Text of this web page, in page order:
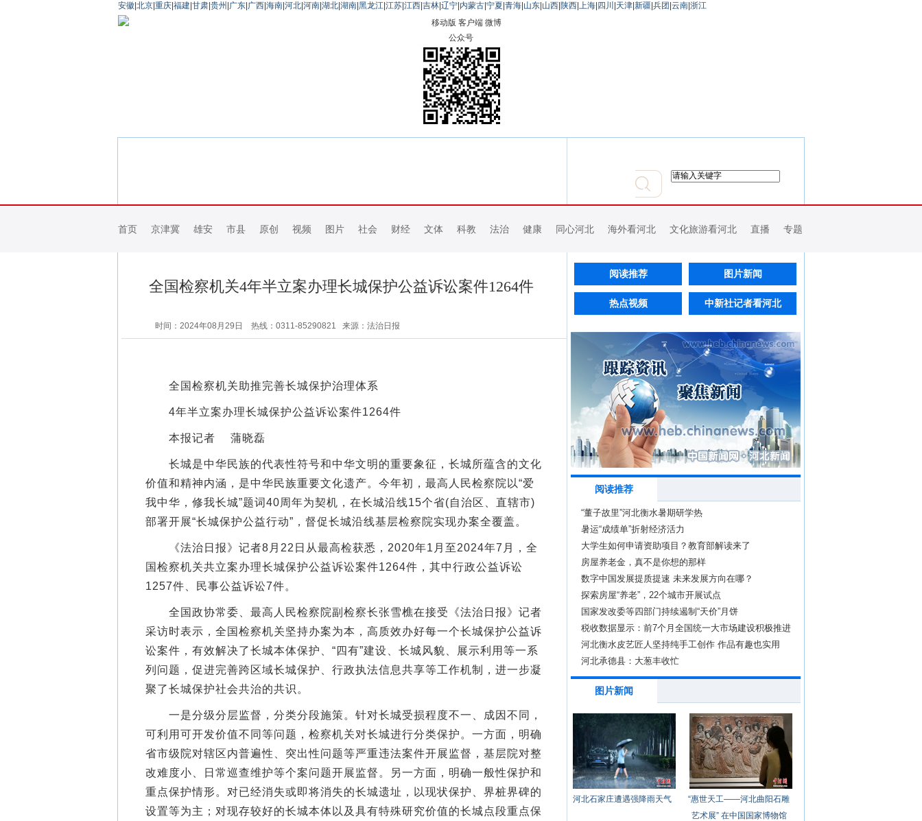
安徽 北京 重庆 福建 甘肃 贵州 广东 广西 海南 河北 河南 湖北 湖南 黑龙江 江苏 江西 吉林 辽宁 内蒙古 宁夏 青海 山东 山西 陕西 上海 四川 天津 新疆 兵团 云南 浙江
移动版 客户端 微博
公众号
首页 京津冀 雄安 市县 原创 视频 图片 社会 财经 文体 科教 法治 健康 同心河北 海外看河北 文化旅游看河北 直播 专题
全国检察机关4年半立案办理长城保护公益诉讼案件1264件
时间：2024年08月29日 热线：0311-85290821 来源：法治日报
全国检察机关助推完善长城保护治理体系
4年半立案办理长城保护公益诉讼案件1264件
本报记者 蒲晓磊
长城是中华民族的代表性符号和中华文明的重要象征，长城所蕴含的文化
价值和精神内涵，是中华民族重要文化遗产。今年初，最高人民检察院以“爱
我中华，修我长城”题词40周年为契机，在长城沿线15个省(自治区、直辖市)
部署开展“长城保护公益行动”，督促长城沿线基层检察院实现办案全覆盖。
《法治日报》记者8月22日从最高检获悉，2020年1月至2024年7月，全
国检察机关共立案办理长城保护公益诉讼案件1264件，其中行政公益诉讼
1257件、民事公益诉讼7件。
全国政协常委、最高人民检察院副检察长张雪樵在接受《法治日报》记者
采访时表示，全国检察机关坚持办案为本，高质效办好每一个长城保护公益诉
讼案件，有效解决了长城本体保护、“四有”建设、长城风貌、展示利用等一系
列问题，促进完善跨区域长城保护、行政执法信息共享等工作机制，进一步凝
聚了长城保护社会共治的共识。
一是分级分层监督，分类分段施策。针对长城受损程度不一、成因不同，
可利用可开发价值不同等问题，检察机关对长城进行分类保护。一方面，明确
省市级院对辖区内普遍性、突出性问题等严重违法案件开展监督，基层院对整
改难度小、日常巡查维护等个案问题开展监督。另一方面，明确一般性保护和
重点保护情形。对已经消失或即将消失的长城遗址，以现状保护、界桩界碑的
设置等为主；对现存较好的长城本体以及具有特殊研究价值的长城点段重点保
阅读推荐 图片新闻
热点视频 中新社记者看河北
阅读推荐
“董子故里”河北衡水暑期研学热
暑运“成绩单”折射经济活力
大学生如何申请资助项目？教育部解读来了
房屋养老金，真不是你想的那样
数字中国发展提质提速 未来发展方向在哪？
探索房屋“养老”，22个城市开展试点
国家发改委等四部门持续遏制“天价”月饼
税收数据显示：前7个月全国统一大市场建设积极推进
河北衡水皮艺匠人坚持纯手工创作 作品有趣也实用
河北承德县：大葱丰收忙
图片新闻
河北石家庄遭遇强降雨天气
“惠世天工——河北曲阳石雕
艺术展” 在中国国家博物馆